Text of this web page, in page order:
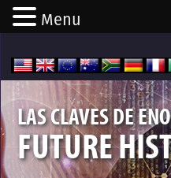
LAS CLAVES DE
FUTURE
Menu